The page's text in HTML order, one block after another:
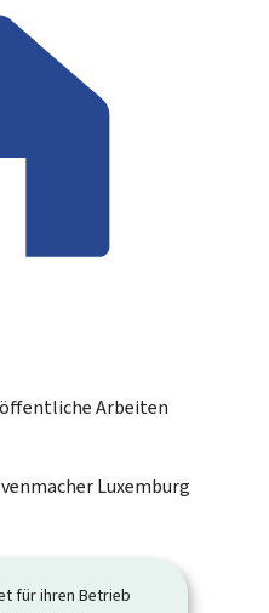
für ihren Betrieb
Arbeiten
Luxemburg